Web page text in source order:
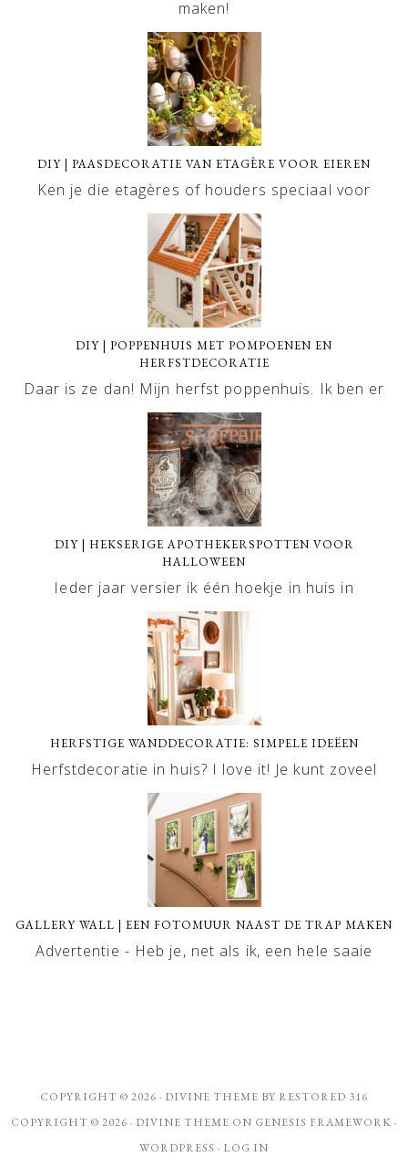
maken!
DIY | PAASDECORATIE VAN ETAGÈRE VOOR EIEREN
Ken je die etagères of houders speciaal voor
DIY | POPPENHUIS MET POMPOENEN EN
HERFSTDECORATIE
Daar is ze dan! Mijn herfst poppenhuis. Ik ben er
DIY | HEKSERIGE APOTHEKERSPOTTEN VOOR
HALLOWEEN
Ieder jaar versier ik één hoekje in huis in
HERFSTIGE WANDDECORATIE: SIMPELE IDEËEN
Herfstdecoratie in huis? I love it! Je kunt zoveel
GALLERY WALL | EEN FOTOMUUR NAAST DE TRAP MAKEN
Advertentie - Heb je, net als ik, een hele saaie
COPYRIGHT © 2026 · DIVINE THEME BY RESTORED 316
COPYRIGHT © 2026 · DIVINE THEME ON GENESIS FRAMEWORK ·
WORDPRESS · LOG IN